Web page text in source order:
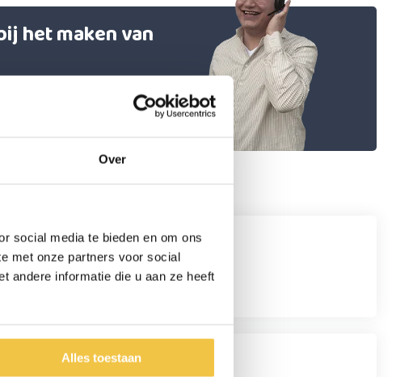
Over
social media te bieden en om ons
met onze partners voor social
andere informatie die u aan ze heeft
Alles toestaan
het maken van
(2)
het dagelijks.